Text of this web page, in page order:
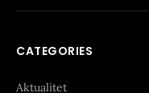
CATEGORIES
Aktualitet